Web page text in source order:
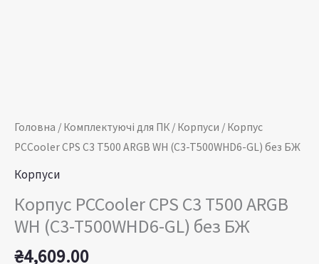
Головна / Комплектуючі для ПК / Корпуси / Корпус
PCCooler CPS C3 T500 ARGB WH (C3-T500WHD6-GL) без БЖ
Корпуси
Корпус PCCooler CPS C3 T500 ARGB
WH (C3-T500WHD6-GL) без БЖ
₴4,609.00